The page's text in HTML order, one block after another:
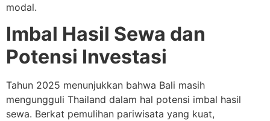
modal.
Imbal Hasil Sewa dan
Potensi Investasi
Tahun 2025 menunjukkan bahwa Bali masih
mengungguli Thailand dalam hal potensi imbal hasil
sewa. Berkat pemulihan pariwisata yang kuat,